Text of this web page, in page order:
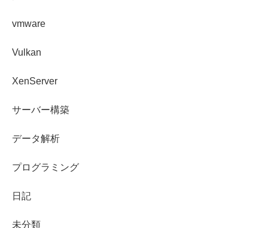
vmware
Vulkan
XenServer
サーバー構築
データ解析
プログラミング
日記
未分類